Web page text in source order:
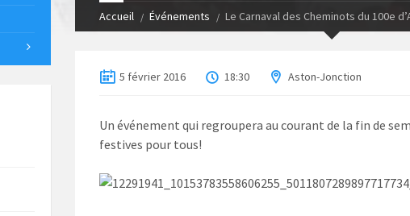
Accueil Événements Le Carnaval des Cheminots du 100e
5 février 2016 18:30 Aston-Jonction
Un événement qui regroupera au courant de la fin de
festives pour tous!